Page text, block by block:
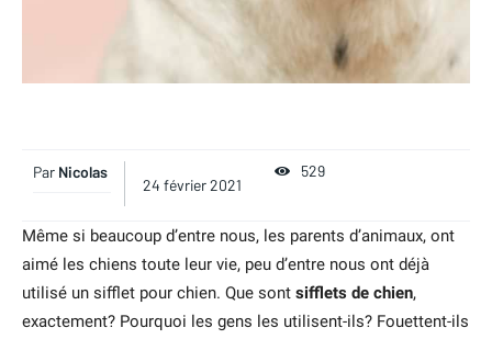
Par Nicolas
24 février 2021
529
Même si beaucoup d’entre nous, les parents d’animaux, ont
aimé les chiens toute leur vie, peu d’entre nous ont déjà
utilisé un sifflet pour chien. Que sont sifflets de chien,
exactement? Pourquoi les gens les utilisent-ils? Fouettent-ils